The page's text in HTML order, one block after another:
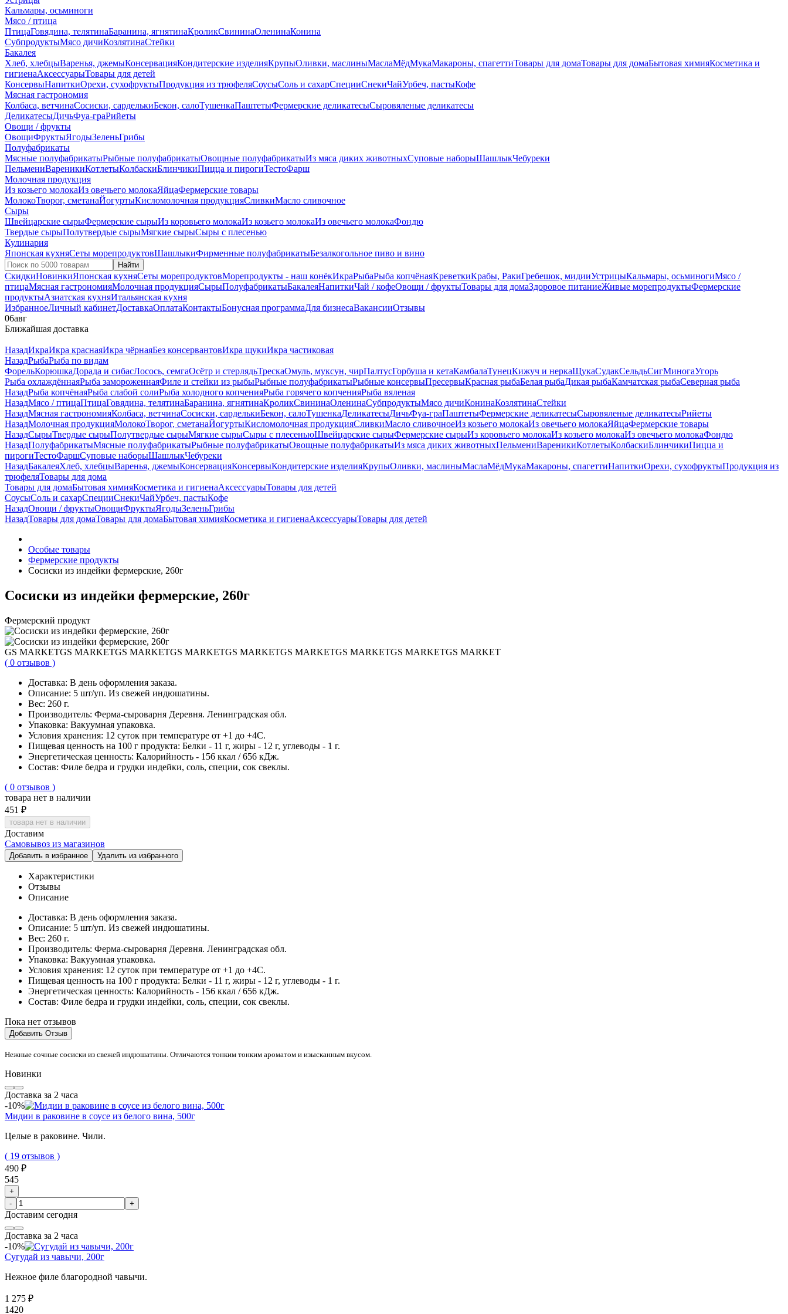
Кальмары, осьминоги
Мясо / птица
ПтицаГовядина, телятинаБаранина, ягнятинаКроликСвининаОленинаКонина
СубпродуктыМясо дичиКозлятинаСтейки
Бакалея
Хлеб, хлебцыВаренья, джемыКонсервацияКондитерские изделияКрупыОливки, маслиныМаслаМёдМукаМакароны, спагеттиТовары для домаТовары для домаБытовая химияКосметика и
гигиенаАксессуарыТовары для детей
КонсервыНапиткиОрехи, сухофруктыПродукция из трюфеляСоусыСоль и сахарСпецииСнекиЧайУрбеч, пастыКофе
Мясная гастрономия
Колбаса, ветчинаСосиски, сарделькиБекон, салоТушенкаПаштетыФермерские деликатесыСыровяленые деликатесы
ДеликатесыДичьФуа-граРийеты
Овощи / фрукты
ОвощиФруктыЯгодыЗеленьГрибы
Полуфабрикаты
Мясные полуфабрикатыРыбные полуфабрикатыОвощные полуфабрикатыИз мяса диких животныхСуповые наборыШашлыкЧебуреки
ПельмениВареникиКотлетыКолбаскиБлинчикиПицца и пирогиТестоФарш
Молочная продукция
Из козьего молокаИз овечьего молокаЯйцаФермерские товары
МолокоТворог, сметанаЙогуртыКисломолочная продукцияСливкиМасло сливочное
Сыры
Швейцарские сырыФермерские сырыИз коровьего молокаИз козьего молокаИз овечьего молокаФондю
Твердые сырыПолутвердые сырыМягкие сырыСыры c плесенью
Кулинария
Японская кухняСеты морепродуктовШашлыкиФирменные полуфабрикатыБезалкогольное пиво и вино
Найти
СкидкиНовинкиЯпонская кухняСеты морепродуктовМорепродукты - наш конёкИкраРыбаРыба копчёнаяКреветкиКрабы, РакиГребешок, мидииУстрицыКальмары, осьминогиМясо /
птицаМясная гастрономияМолочная продукцияСырыПолуфабрикатыБакалеяНапиткиЧай / кофеОвощи / фруктыТовары для домаЗдоровое питаниеЖивые морепродуктыФермерские
продуктыАзиатская кухняИтальянская кухня
ИзбранноеЛичный кабинетДоставкаОплатаКонтактыБонусная программаДля бизнесаВакансииОтзывы
06авг
Ближайшая доставка
НазадИкраИкра краснаяИкра чёрнаяБез консервантовИкра щукиИкра частиковая
НазадРыбаРыба по видам
ФорельКорюшкаДорада и сибасЛосось, семгаОсётр и стерлядьТрескаОмуль, муксун, чирПалтусГорбуша и кетаКамбалаТунецКижуч и неркаЩукаСудакСельдьСигМиногаУгорь
Рыба охлаждённаяРыба замороженнаяФиле и стейки из рыбыРыбные полуфабрикатыРыбные консервыПресервыКрасная рыбаБелая рыбаДикая рыбаКамчатская рыбаСеверная рыба
НазадРыба копчёнаяРыба слабой солиРыба холодного копченияРыба горячего копченияРыба вяленая
НазадМясо / птицаПтицаГовядина, телятинаБаранина, ягнятинаКроликСвининаОленинаСубпродуктыМясо дичиКонинаКозлятинаСтейки
НазадМясная гастрономияКолбаса, ветчинаСосиски, сарделькиБекон, салоТушенкаДеликатесыДичьФуа-граПаштетыФермерские деликатесыСыровяленые деликатесыРийеты
НазадМолочная продукцияМолокоТворог, сметанаЙогуртыКисломолочная продукцияСливкиМасло сливочноеИз козьего молокаИз овечьего молокаЯйцаФермерские товары
НазадСырыТвердые сырыПолутвердые сырыМягкие сырыСыры c плесеньюШвейцарские сырыФермерские сырыИз коровьего молокаИз козьего молокаИз овечьего молокаФондю
НазадПолуфабрикатыМясные полуфабрикатыРыбные полуфабрикатыОвощные полуфабрикатыИз мяса диких животныхПельмениВареникиКотлетыКолбаскиБлинчикиПицца и
пирогиТестоФаршСуповые наборыШашлыкЧебуреки
НазадБакалеяХлеб, хлебцыВаренья, джемыКонсервацияКонсервыКондитерские изделияКрупыОливки, маслиныМаслаМёдМукаМакароны, спагеттиНапиткиОрехи, сухофруктыПродукция из
трюфеляТовары для дома
Товары для домаБытовая химияКосметика и гигиенаАксессуарыТовары для детей
СоусыСоль и сахарСпецииСнекиЧайУрбеч, пастыКофе
НазадОвощи / фруктыОвощиФруктыЯгодыЗеленьГрибы
НазадТовары для домаТовары для домаБытовая химияКосметика и гигиенаАксессуарыТовары для детей
Особые товары
Фермерские продукты
Сосиски из индейки фермерские, 260г
Сосиски из индейки фермерские, 260г
Фермерский продукт
GS MARKETGS MARKETGS MARKETGS MARKETGS MARKETGS MARKETGS MARKETGS MARKETGS MARKET
( 0 отзывов )
Доставка: В день оформления заказа.
Описание: 5 шт/уп. Из свежей индюшатины.
Вес: 260 г.
Производитель: Ферма-сыроварня Деревня. Ленинградская обл.
Упаковка: Вакуумная упаковка.
Условия хранения: 12 суток при температуре от +1 до +4С.
Пищевая ценность на 100 г продукта: Белки - 11 г, жиры - 12 г, углеводы - 1 г.
Энергетическая ценность: Калорийность - 156 ккал / 656 кДж.
Cостав: Филе бедра и грудки индейки, соль, специи, сок свеклы.
( 0 отзывов )
товара нет в наличии
451 ₽
товара нет в наличии
Доставим
Самовывоз из магазинов
Добавить в избранное Удалить из избранного
Характеристики
Отзывы
Описание
Доставка: В день оформления заказа.
Описание: 5 шт/уп. Из свежей индюшатины.
Вес: 260 г.
Производитель: Ферма-сыроварня Деревня. Ленинградская обл.
Упаковка: Вакуумная упаковка.
Условия хранения: 12 суток при температуре от +1 до +4С.
Пищевая ценность на 100 г продукта: Белки - 11 г, жиры - 12 г, углеводы - 1 г.
Энергетическая ценность: Калорийность - 156 ккал / 656 кДж.
Cостав: Филе бедра и грудки индейки, соль, специи, сок свеклы.
Пока нет отзывов
Добавить Отзыв
Нежные сочные сосиски из свежей индюшатины. Отличаются тонким тонким ароматом и изысканным вкусом.
Новинки
Доставка за 2 часа
-10%
Мидии в раковине в соусе из белого вина, 500г
Целые в раковине. Чили.
( 19 отзывов )
490 ₽
545
+
-
+
Доставим сегодня
Доставка за 2 часа
-10%
Сугудай из чавычи, 200г
Нежное филе благородной чавычи.
1 275 ₽
1420